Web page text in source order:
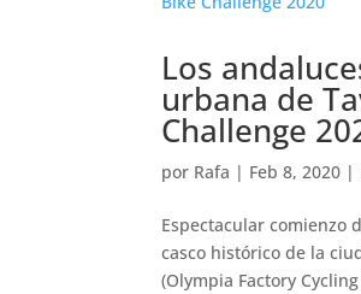
Los
urbana de
Challenge
por Rafa | Feb 8, 2020 |
Espectacular comienzo
casco histórico de la
(Olympia Factory